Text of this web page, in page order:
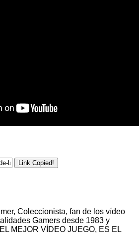
Link Copied!
Coleccionista, fan de los vídeo
Gamers desde 1983 y
MEJOR VÍDEO JUEGO, ES EL